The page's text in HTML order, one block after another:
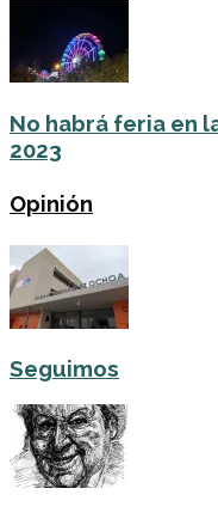
No habrá feria en
2023
Opinión
Seguimos